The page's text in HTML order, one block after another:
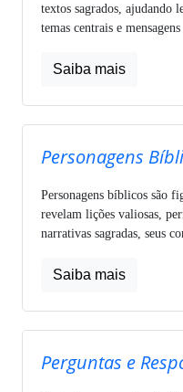
textos sagrados, ajudando
temas centrais e mensagens
Saiba mais
Personagens
Personagens bíblicos são
revelam lições valiosas,
narrativas sagradas, seus
Saiba mais
Perguntas e